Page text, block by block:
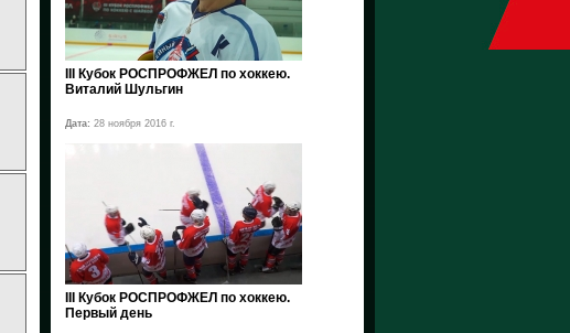
III Кубок РОСПРОФЖЕЛ по хоккею.
Виталий Шульгин
Дата: 28 ноября 2016 г.
III Кубок РОСПРОФЖЕЛ по хоккею.
Первый день